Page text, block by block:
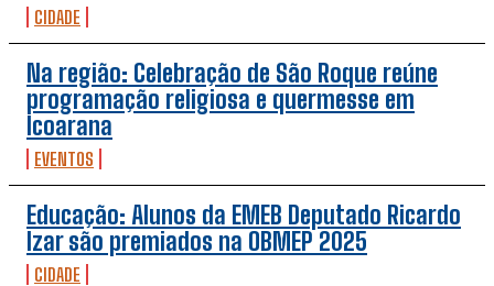
CIDADE
Na região: Celebração de São Roque reúne
programação religiosa e quermesse em
Icoarana
EVENTOS
Educação: Alunos da EMEB Deputado Ricardo
Izar são premiados na OBMEP 2025
CIDADE